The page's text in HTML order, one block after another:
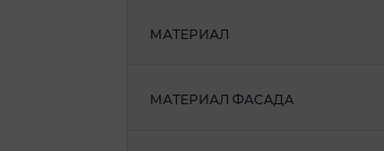
МАТЕРИАЛ
МАТЕРИАЛ ФАСАДА